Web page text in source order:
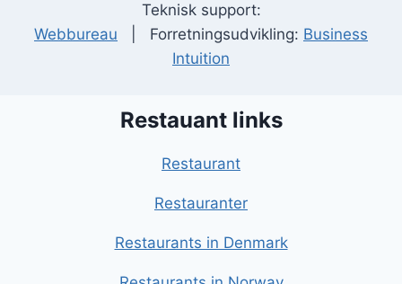
Teknisk support:
Webbureau | Forretningsudvikling: Business
Intuition
Restauant links
Restaurant
Restauranter
Restaurants in Denmark